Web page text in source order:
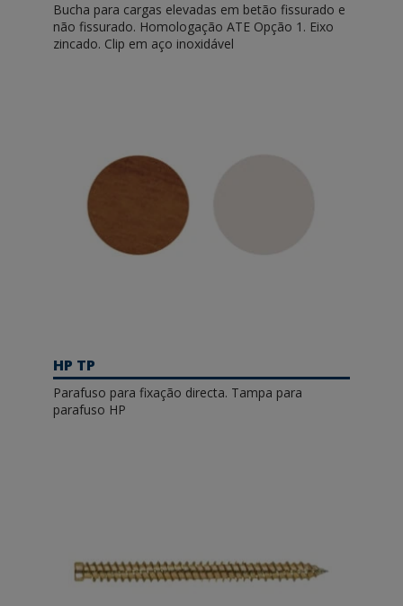
Bucha para cargas elevadas em betão fissurado e
não fissurado. Homologação ATE Opção 1. Eixo
zincado. Clip em aço inoxidável
HP TP
Parafuso para fixação directa. Tampa para
parafuso HP